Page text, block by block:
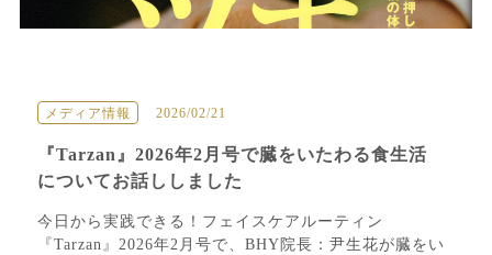
メディア情報 2026/02/21
『Tarzan』2026年2月号で臓をいたわる食生活
についてお話ししました
今日から実践できる！フェイスケアルーティン
『Tarzan』2026年2月号で、BHY院長：尹生花が臓をい